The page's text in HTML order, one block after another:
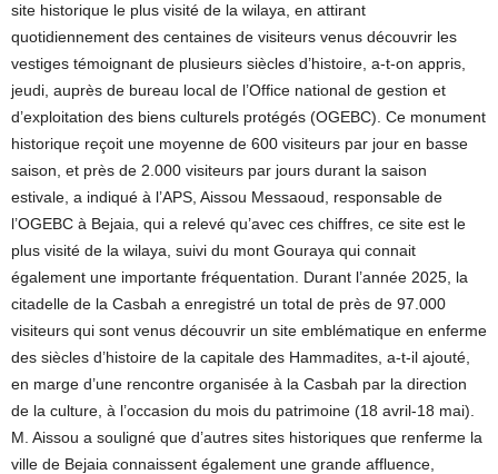
site historique le plus visité de la wilaya, en attirant
quotidiennement des centaines de visiteurs venus découvrir les
vestiges témoignant de plusieurs siècles d’histoire, a-t-on appris,
jeudi, auprès de bureau local de l’Office national de gestion et
d’exploitation des biens culturels protégés (OGEBC). Ce monument
historique reçoit une moyenne de 600 visiteurs par jour en basse
saison, et près de 2.000 visiteurs par jours durant la saison
estivale, a indiqué à l’APS, Aissou Messaoud, responsable de
l’OGEBC à Bejaia, qui a relevé qu’avec ces chiffres, ce site est le
plus visité de la wilaya, suivi du mont Gouraya qui connait
également une importante fréquentation. Durant l’année 2025, la
citadelle de la Casbah a enregistré un total de près de 97.000
visiteurs qui sont venus découvrir un site emblématique en enferme
des siècles d’histoire de la capitale des Hammadites, a-t-il ajouté,
en marge d’une rencontre organisée à la Casbah par la direction
de la culture, à l’occasion du mois du patrimoine (18 avril-18 mai).
M. Aissou a souligné que d’autres sites historiques que renferme la
ville de Bejaia connaissent également une grande affluence,